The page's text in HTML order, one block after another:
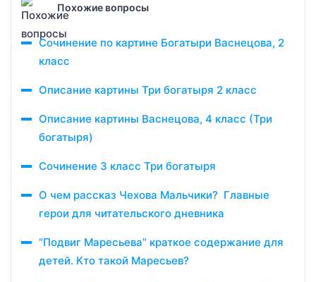
Похожие вопросы
Сочинение по картине Богатыри Васнецова, 2
класс
Описание картины Три богатыря 2 класс
Описание картины Васнецова, 4 класс (Три
богатыря)
Сочинение 3 класс Три богатыря
О чем рассказ Чехова Мальчики? Главные
герои для читательского дневника
“Подвиг Маресьева” краткое содержание для
детей. Кто такой Маресьев?